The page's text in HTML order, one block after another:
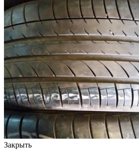
Закрыть